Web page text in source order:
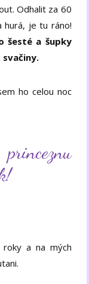
Odhalit za 60
hurá, je tu ráno!
šesté a šupky
ho celou noc
a na mých